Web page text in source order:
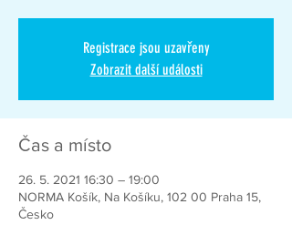
Registrace jsou uzavřeny
Zobrazit další události
Čas a místo
26. 5. 2021 16:30 – 19:00
NORMA Košík, Na Košíku, 102 00 Praha 15,
Česko